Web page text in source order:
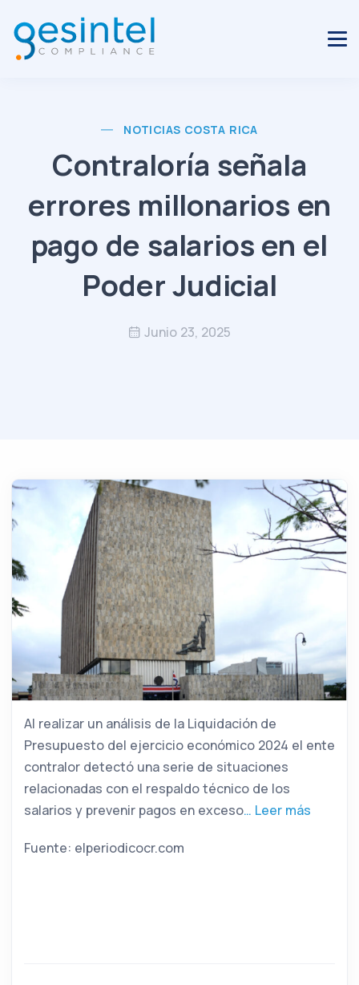
NOTICIAS COSTA RICA
Contraloría señala
errores millonarios en
pago de salarios en el
Poder Judicial
Junio 23, 2025
Al realizar un análisis de la Liquidación de
Presupuesto del ejercicio económico 2024 el ente
contralor detectó una serie de situaciones
relacionadas con el respaldo técnico de los
salarios y prevenir pagos en exceso… Leer más
Fuente: elperiodicocr.com